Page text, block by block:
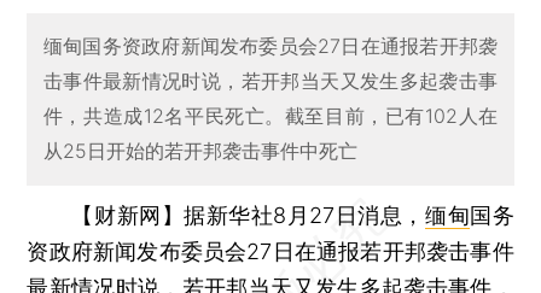
缅甸国务资政府新闻发布委员会27日在通报若开邦袭
击事件最新情况时说，若开邦当天又发生多起袭击事
件，共造成12名平民死亡。截至目前，已有102人在
从25日开始的若开邦袭击事件中死亡
【财新网】据新华社8月27日消息，缅甸国务
资政府新闻发布委员会27日在通报若开邦袭击事件
最新情况时说，若开邦当天又发生多起袭击事件，